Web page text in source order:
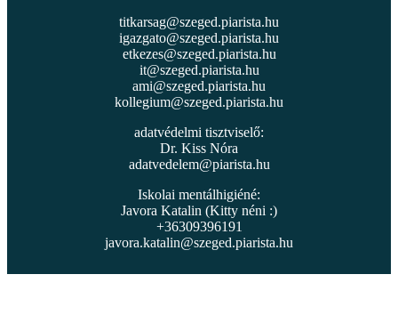
titkarsag@szeged.piarista.hu
igazgato@szeged.piarista.hu
etkezes@szeged.piarista.hu
it@szeged.piarista.hu
ami@szeged.piarista.hu
kollegium@szeged.piarista.hu
adatvédelmi tisztviselő:
Dr. Kiss Nóra
adatvedelem@piarista.hu
Iskolai mentálhigiéné:
Javora Katalin (Kitty néni :)
+36309396191
javora.katalin@szeged.piarista.hu